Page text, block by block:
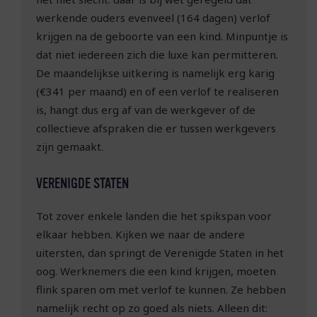
werkende ouders evenveel (164 dagen) verlof
krijgen na de geboorte van een kind. Minpuntje is
dat niet iedereen zich die luxe kan permitteren.
De maandelijkse uitkering is namelijk erg karig
(€341 per maand) en of een verlof te realiseren
is, hangt dus erg af van de werkgever of de
collectieve afspraken die er tussen werkgevers
zijn gemaakt.
VERENIGDE STATEN
Tot zover enkele landen die het spikspan voor
elkaar hebben. Kijken we naar de andere
uitersten, dan springt de Verenigde Staten in het
oog. Werknemers die een kind krijgen, moeten
flink sparen om met verlof te kunnen. Ze hebben
namelijk recht op zo goed als niets. Alleen dit: